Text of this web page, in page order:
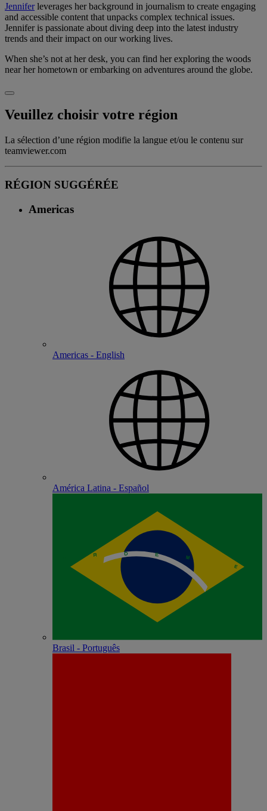
Jenniferleverages her background in journalism to create engaging
and accessible content that unpacks complex technical issues.
Jennifer is passionate about diving deep into the latest industry
trends and their impact on our working lives.
When she’s not at her desk, you can find her exploring the woods
near her hometown or embarking on adventures around the globe.
Veuillez choisir votre région
La sélection d’une région modifie la langue et/ou le contenu sur
teamviewer.com
RÉGION SUGGÉRÉE
Americas
Americas - English
América Latina - Español
Brasil - Português